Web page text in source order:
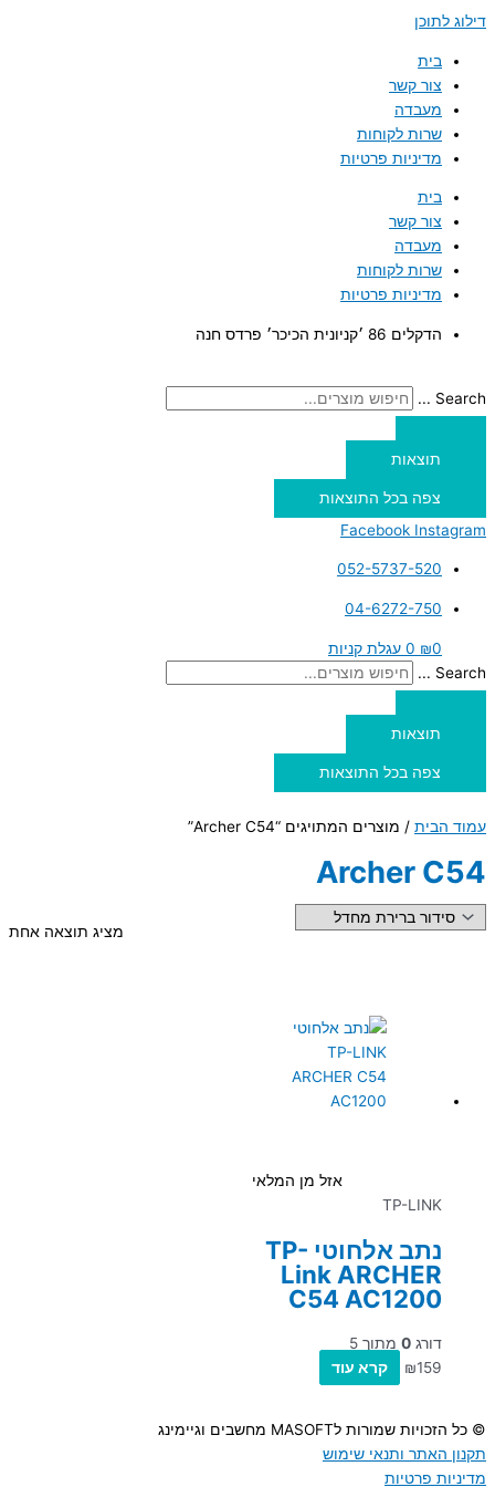
דילוג לתוכן
בית
צור קשר
מעבדה
שרות לקוחות
מדיניות פרטיות
בית
צור קשר
מעבדה
שרות לקוחות
מדיניות פרטיות
הדקלים 86 ׳קניונית הכיכר׳ פרדס חנה
Search ...
תוצאות
צפה בכל התוצאות
Facebook Instagram
052-5737-520
04-6272-750
₪0
0 עגלת קניות
Search ...
תוצאות
צפה בכל התוצאות
עמוד הבית / מוצרים המתויגים “Archer C54”
Archer C54
מציג תוצאה אחת
אזל מן המלאי
TP-LINK
נתב אלחוטי TP-
Link ARCHER
C54 AC1200
דורג 0 מתוך 5
₪159 קרא עוד
© כל הזכויות שמורות לMASOFT מחשבים וגיימינג
תקנון האתר ותנאי שימוש
מדיניות פרטיות